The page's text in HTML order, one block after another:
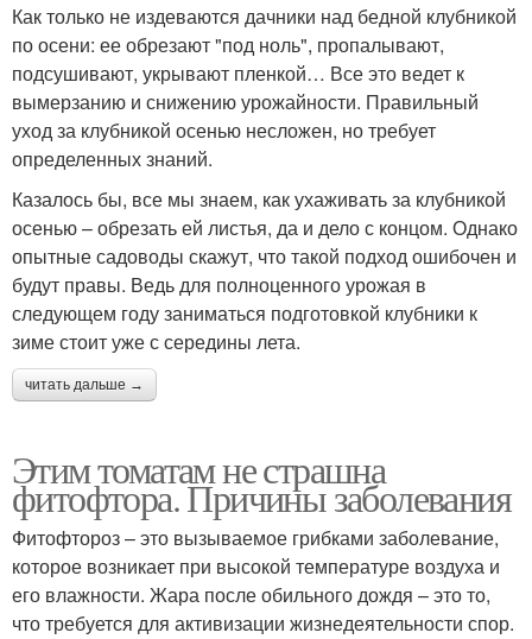
Как только не издеваются дачники над бедной клубникой
по осени: ее обрезают "под ноль", пропалывают,
подсушивают, укрывают пленкой… Все это ведет к
вымерзанию и снижению урожайности. Правильный
уход за клубникой осенью несложен, но требует
определенных знаний.
Казалось бы, все мы знаем, как ухаживать за клубникой
осенью – обрезать ей листья, да и дело с концом. Однако
опытные садоводы скажут, что такой подход ошибочен и
будут правы. Ведь для полноценного урожая в
следующем году заниматься подготовкой клубники к
зиме стоит уже с середины лета.
читать дальше →
Этим томатам не страшна
фитофтора. Причины заболевания
Фитофтороз – это вызываемое грибками заболевание,
которое возникает при высокой температуре воздуха и
его влажности. Жара после обильного дождя – это то,
что требуется для активизации жизнедеятельности спор.